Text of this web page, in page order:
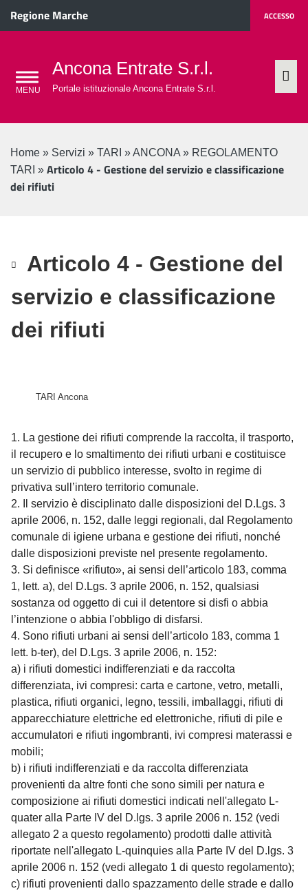
Regione Marche ACCESSO
Ancona Entrate S.r.l.
Portale istituzionale Ancona Entrate S.r.l.
Home » Servizi » TARI »ANCONA » REGOLAMENTO
TARI » Articolo 4 - Gestione del servizio e classificazione
dei rifiuti
Articolo 4 - Gestione del
servizio e classificazione
dei rifiuti
TARI Ancona
1. La gestione dei rifiuti comprende la raccolta, il trasporto,
il recupero e lo smaltimento dei rifiuti urbani e costituisce
un servizio di pubblico interesse, svolto in regime di
privativa sull’intero territorio comunale.
2. Il servizio è disciplinato dalle disposizioni del D.Lgs. 3
aprile 2006, n. 152, dalle leggi regionali, dal Regolamento
comunale di igiene urbana e gestione dei rifiuti, nonché
dalle disposizioni previste nel presente regolamento.
3. Si definisce «rifiuto», ai sensi dell’articolo 183, comma
1, lett. a), del D.Lgs. 3 aprile 2006, n. 152, qualsiasi
sostanza od oggetto di cui il detentore si disfi o abbia
l’intenzione o abbia l'obbligo di disfarsi.
4. Sono rifiuti urbani ai sensi dell’articolo 183, comma 1
lett. b-ter), del D.Lgs. 3 aprile 2006, n. 152:
a) i rifiuti domestici indifferenziati e da raccolta
differenziata, ivi compresi: carta e cartone, vetro, metalli,
plastica, rifiuti organici, legno, tessili, imballaggi, rifiuti di
apparecchiature elettriche ed elettroniche, rifiuti di pile e
accumulatori e rifiuti ingombranti, ivi compresi materassi e
mobili;
b) i rifiuti indifferenziati e da raccolta differenziata
provenienti da altre fonti che sono simili per natura e
composizione ai rifiuti domestici indicati nell'allegato L-
quater alla Parte IV del D.lgs. 3 aprile 2006 n. 152 (vedi
allegato 2 a questo regolamento) prodotti dalle attività
riportate nell'allegato L-quinquies alla Parte IV del D.lgs. 3
aprile 2006 n. 152 (vedi allegato 1 di questo regolamento);
c) rifiuti provenienti dallo spazzamento delle strade e dallo